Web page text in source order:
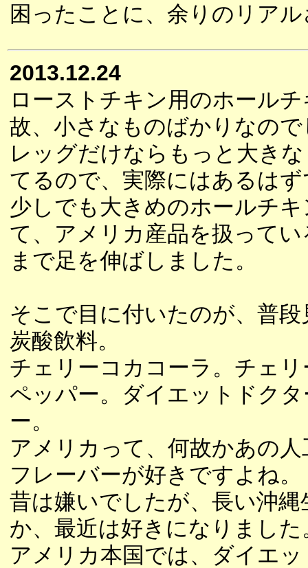
困ったことに、余りのリア
2013.12.24
ローストチキン用のホール
故、小さなものばかりなの
レッグだけならもっと大き
てるので、実際にはあるは
少しでも大きめのホールチ
て、アメリカ産品を扱って
まで足を伸ばしました。
そこで目に付いたのが、普
炭酸飲料。
チェリーコカコーラ。チェ
ペッパー。ダイエットドク
ー。
アメリカって、何故かあの
フレーバーが好きですよね。
昔は嫌いでしたが、長い沖縄
か、最近は好きになりました
アメリカ本国では、ダイエ